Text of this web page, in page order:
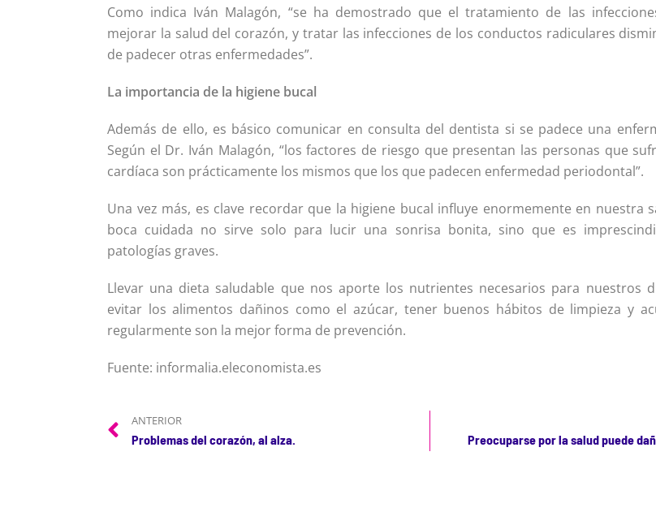
Como indica Iván Malagón, “se ha demostrado que el tratamiento de las
mejorar la salud del corazón, y tratar las infecciones de los conductos radiculares
de padecer otras enfermedades”.
La importancia de la higiene bucal
Además de ello, es básico comunicar en consulta del dentista si se padece una
Según el Dr. Iván Malagón, “los factores de riesgo que presentan las personas que
cardíaca son prácticamente los mismos que los que padecen enfermedad periodontal”.
Una vez más, es clave recordar que la higiene bucal influye enormemente en nuestra
boca cuidada no sirve solo para lucir una sonrisa bonita, sino que es
patologías graves.
Llevar una dieta saludable que nos aporte los nutrientes necesarios para nuestros
evitar los alimentos dañinos como el azúcar, tener buenos hábitos de limpieza y
regularmente son la mejor forma de prevención.
Fuente: informalia.eleconomista.es
ANTERIOR
Problemas del corazón, al alza. Preocuparse por la salud puede